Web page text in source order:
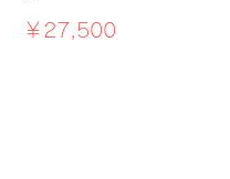
￥27,500